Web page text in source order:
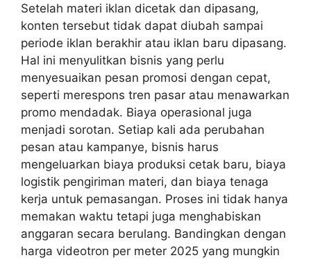
Setelah materi iklan dicetak dan dipasang,
konten tersebut tidak dapat diubah sampai
periode iklan berakhir atau iklan baru dipasang.
Hal ini menyulitkan bisnis yang perlu
menyesuaikan pesan promosi dengan cepat,
seperti merespons tren pasar atau menawarkan
promo mendadak. Biaya operasional juga
menjadi sorotan. Setiap kali ada perubahan
pesan atau kampanye, bisnis harus
mengeluarkan biaya produksi cetak baru, biaya
logistik pengiriman materi, dan biaya tenaga
kerja untuk pemasangan. Proses ini tidak hanya
memakan waktu tetapi juga menghabiskan
anggaran secara berulang. Bandingkan dengan
harga videotron per meter 2025 yang mungkin